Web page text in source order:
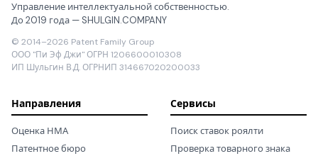
Управление интеллектуальной собственностью.
До 2019 года — SHULGIN.COMPANY
© 2014–2026 Patent Family Group
ООО "Пи Эф Джи" ОГРН 1206600010308
ИП Шульгин В.Д. ОГРНИП 314667020200033
Направления
Оценка НМА
Патентное бюро
Сервисы
Поиск ставок роялти
Проверка товарного знака